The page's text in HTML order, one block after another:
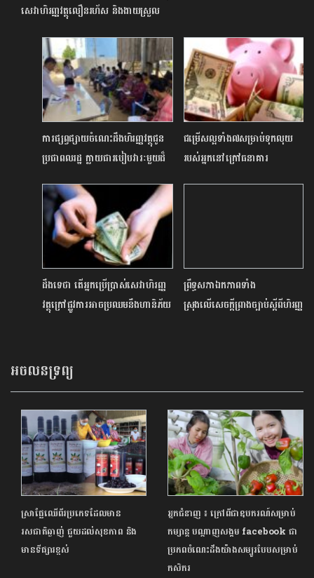
សេវាហិរញ្ញវត្ថុលឿនរហ័ស និងងាយស្រួល
ការផ្សព្វផ្សាយចំណេះដឹងហិរញ្ញវត្ថុជូន
ប្រជាពលរដ្ឋ ក្លាយជារបៀបវារៈមួយដ៏
សង្គមជាតិកម្ពុជា
ជម្រើសល្អទាំង៧សម្រាប់ទុកលុយ
របស់អ្នកនៅក្រៅធនាគារ
ដឹងទេថា តើអ្នកប្រើប្រាស់សេវាហិរញ្ញ
វត្ថុក្រៅផ្លូវការអាចប្រឈមនឹងហានិភ័យ
ព្រឹទ្ធសភាឯកភាពទាំង
ស្រុងលើសេចក្តីព្រាងច្បាប់ស្តីពីហិរញ្ញ
អចលនទ្រព្យ
ស្រាផ្លែឈើពីរប្រភេទដែលមាន
រសជាតិឆ្ងាញ់ ជួយដល់សុខភាព និង
មានទីផ្សារខ្ពស់
អ្នកជំនាញ ៖ ក្រៅពីជាឧបករណ៍សម្រាប់
កម្សាន្ត បណ្ដាញសង្គម facebook ជា
ប្រភពចំណេះដឹងយ៉ាងសម្បូរបែបសម្រាប់
កសិករ